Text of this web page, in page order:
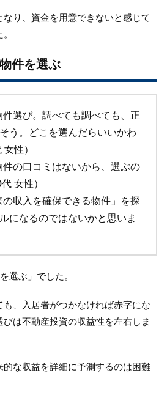
り、資金を用意できないと感じて
件を選ぶ
選び。調べても調べても、正
う。どこを選んだらいいかわ
性）
の口コミはないから、選ぶの
女性）
収入を確保できる物件」を探
になるのではないかと思いま
選ぶ」でした。
、入居者がつかなければ赤字にな
は不動産投資の収益性を左右しま
的な収益を詳細に予測するのは困難